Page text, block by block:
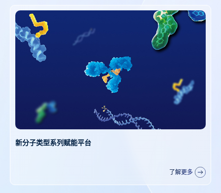
抗体-寡核苷酸偶联药物（AOC）药代动力学研究服务
了解更多